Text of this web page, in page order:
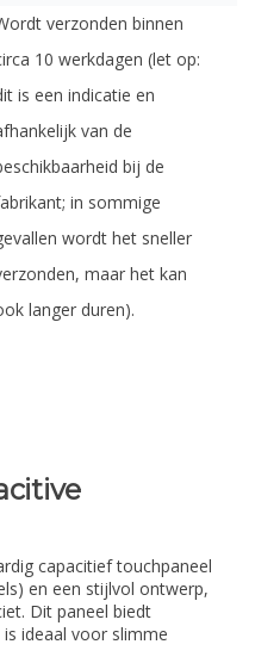
verzonden binnen
10 werkdagen (let op:
is een indicatie en
van de
bij de
in sommige
wordt het sneller
maar het kan
langer duren).
capacitief touchpaneel
en een stijlvol ontwerp,
Dit paneel biedt
ideaal voor slimme